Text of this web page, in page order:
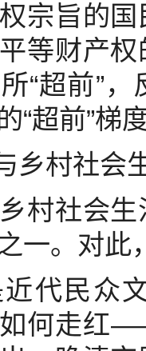
宗旨的
等财产
“超前”
“超前”梯
村社会
社会生
一。对此
民众文
如何走红